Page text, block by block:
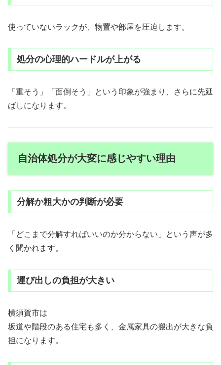
使っていないラックが、物置や部屋を圧迫します。
処分の心理的ハードルが上がる
「重そう」「面倒そう」という印象が強まり、さらに先延
ばしになります。
自治体処分が大変に感じやすい理由
分解か粗大かの判断が必要
「どこまで分解すればいいのか分からない」という声が多
く聞かれます。
運び出しの負担が大きい
横須賀市は
坂道や階段のある住宅も多く、金属家具の搬出が大きな負
担になります。